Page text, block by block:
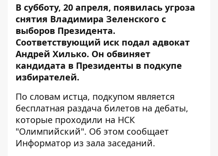
В субботу, 20 апреля, появилась угроза
снятия Владимира Зеленского с
выборов Президента.
Соответствующий иск подал адвокат
Андрей Хилько. Он обвиняет
кандидата в Президенты в подкупе
избирателей.
По словам истца, подкупом является
бесплатная раздача билетов на дебаты,
которые проходили на НСК
"Олимпийский". Об этом сообщает
Информатор из зала заседаний.